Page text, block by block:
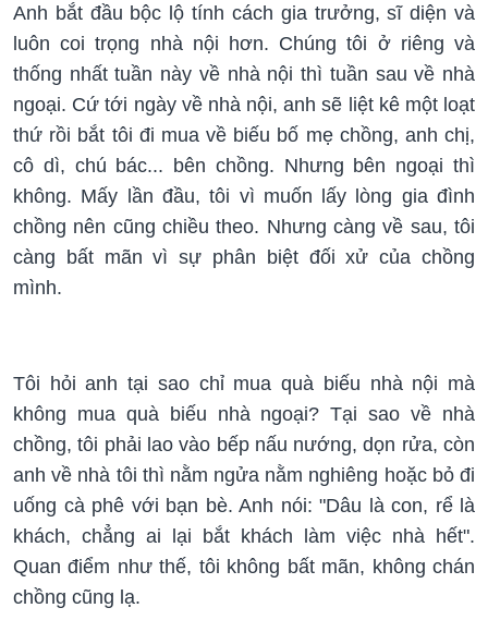
Anh bắt đầu bộc lộ tính cách gia trưởng, sĩ diện và
luôn coi trọng nhà nội hơn. Chúng tôi ở riêng và
thống nhất tuần này về nhà nội thì tuần sau về nhà
ngoại. Cứ tới ngày về nhà nội, anh sẽ liệt kê một loạt
thứ rồi bắt tôi đi mua về biếu bố mẹ chồng, anh chị,
cô dì, chú bác... bên chồng. Nhưng bên ngoại thì
không. Mấy lần đầu, tôi vì muốn lấy lòng gia đình
chồng nên cũng chiều theo. Nhưng càng về sau, tôi
càng bất mãn vì sự phân biệt đối xử của chồng
mình.
Tôi hỏi anh tại sao chỉ mua quà biếu nhà nội mà
không mua quà biếu nhà ngoại? Tại sao về nhà
chồng, tôi phải lao vào bếp nấu nướng, dọn rửa, còn
anh về nhà tôi thì nằm ngửa nằm nghiêng hoặc bỏ đi
uống cà phê với bạn bè. Anh nói: "Dâu là con, rể là
khách, chẳng ai lại bắt khách làm việc nhà hết".
Quan điểm như thế, tôi không bất mãn, không chán
chồng cũng lạ.